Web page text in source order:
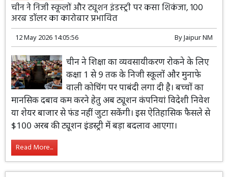
चीन ने निजी स्कूलों और ट्यूशन इंडस्ट्री पर कसा शिकंजा, 100
अरब डॉलर का कारोबार प्रभावित
12 May 2026 14:05:56 ByJaipur NM
चीन ने शिक्षा का व्यवसायीकरण रोकने के लिए
कक्षा 1 से 9 तक के निजी स्कूलों और मुनाफे
वाली कोचिंग पर पाबंदी लगा दी है। बच्चों का
मानसिक दबाव कम करने हेतु अब ट्यूशन कंपनियां विदेशी निवेश
या शेयर बाजार से फंड नहीं जुटा सकेंगी। इस ऐतिहासिक फैसले से
$100 अरब की ट्यूशन इंडस्ट्री में बड़ा बदलाव आएगा।
Read More...